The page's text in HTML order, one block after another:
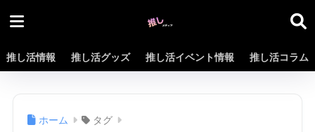
推し活情報 推し活グッズ 推し活イベント情報 推し活コラム
ホーム タグ